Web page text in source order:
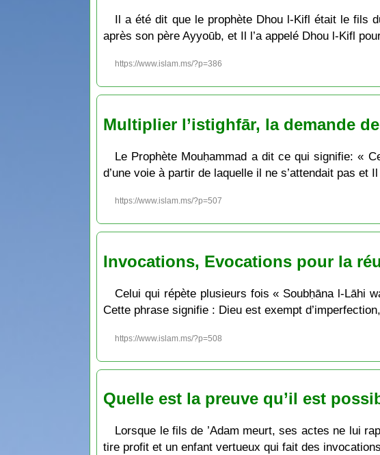
Il a été dit que le prophète Dhou l-Kifl était le fils
après son père Ayyoūb, et Il l’a appelé Dhou l-Kifl
https://www.islam.ms/?p=386
Multiplier l’istighfār, la demande
Le Prophète Mouḥammad a dit ce qui signifie: «
d’une voie à partir de laquelle il ne s’attendait pas
https://www.islam.ms/?p=507
Invocations, Evocations pour la
Celui qui répète plusieurs fois « Soubḥāna l-Lāhi
Cette phrase signifie : Dieu est exempt
https://www.islam.ms/?p=508
Quelle est la preuve qu’il est
Lorsque le fils de ’Adam meurt, ses actes ne lui
tire profit et un enfant vertueux qui fait des